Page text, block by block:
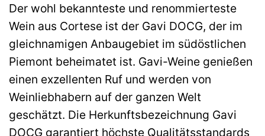
Der wohl bekannteste und renommierteste
Wein aus Cortese ist der Gavi DOCG, der im
gleichnamigen Anbaugebiet im südöstlichen
Piemont beheimatet ist. Gavi-Weine genießen
einen exzellenten Ruf und werden von
Weinliebhabern auf der ganzen Welt
geschätzt. Die Herkunftsbezeichnung Gavi
DOCG garantiert höchste Qualitätsstandards